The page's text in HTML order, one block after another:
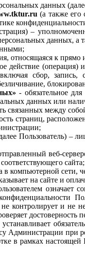
данных
(а также его
–
данных, а
относящаяся к прямо
действие (операция)
сбор, запись,
- обязательное
данных или
связанных между
страниц,
Пользователь) –
веб-
сайта;
компьютерной сети,
на сайте и
контролирует и не
достоверность
Администрации
в рамках